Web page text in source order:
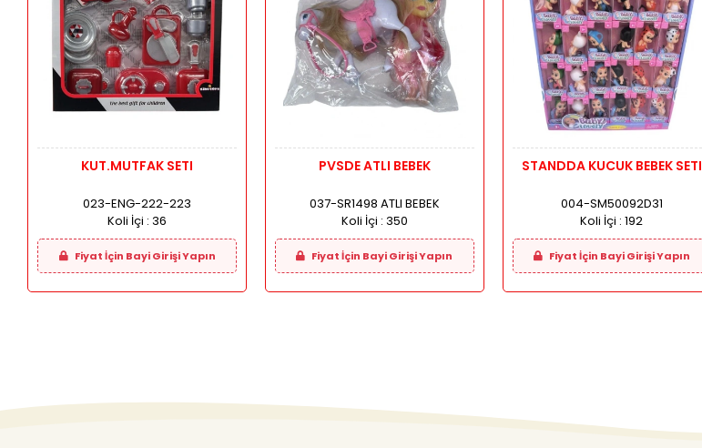
KUT.MUTFAK SETI
023-ENG-222-223
Koli İçi :36
Fiyat İçin Bayi Girişi Yapın
PVSDE ATLI BEBEK
037-SR1498 ATLI BEBEK
Koli İçi : 350
Fiyat İçin Bayi Girişi Yapın
STANDDA KUCUK BEBEK SETI
004-SM50092D31
Koli İçi :192
Fiyat İçin Bayi Girişi Yapın